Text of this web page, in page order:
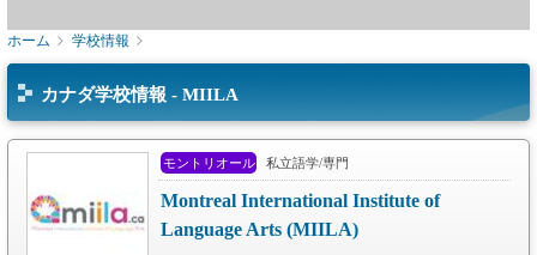
ホーム 学校情報
カナダ学校情報 - MIILA
モントリオール 私立語学/専門
Montreal International Institute of
Language Arts (MIILA)